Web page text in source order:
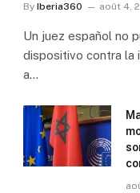
By Iberia360 août 4,
Un juez español no
dispositivo contra la
a…